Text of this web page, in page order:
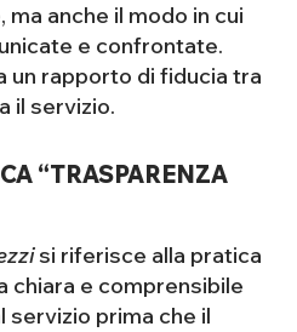
anche il modo in cui
e confrontate.
un rapporto di fiducia tra
il servizio.
“TRASPARENZA
si riferisce alla pratica
chiara e comprensibile
prima che il